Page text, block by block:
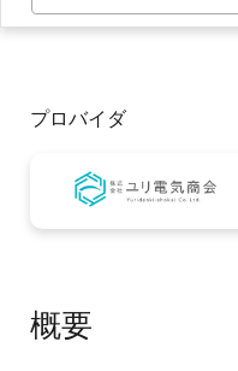
プロバイダ
概要